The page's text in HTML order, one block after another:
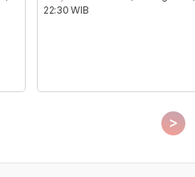
22:30 WIB
>